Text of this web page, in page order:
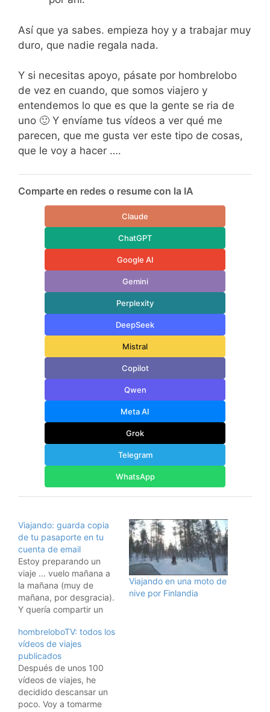
Así que ya sabes. empieza hoy y a trabajar muy
duro, que nadie regala nada.
Y si necesitas apoyo, pásate por hombrelobo
de vez en cuando, que somos viajero y
entendemos lo que es que la gente se ria de
uno 🙂 Y envíame tus vídeos a ver qué me
parecen, que me gusta ver este tipo de cosas,
que le voy a hacer ….
Comparte en redes o resume con la IA
Claude
ChatGPT
Google AI
Gemini
Perplexity
DeepSeek
Mistral
Copilot
Qwen
Meta AI
Grok
Telegram
WhatsApp
Viajando: guarda copia
de tu pasaporte en tu
cuenta de email
Estoy preparando un
viaje ... vuelo mañana a
la mañana (muy de
mañana, por desgracia).
Y quería compartir un
muchas veces te
recomiendan llevar
copias de los pasaportes
encima, por si acaso. Yo
os recomiendo sacar una
foto de vuestro
pasaporte, y guardarla
Viajando en una moto de
nive por Finlandia
hombreloboTV: todos los
vídeos de viajes
publicados
Después de unos 100
vídeos de viajes, he
decidido descansar un
poco. Voy a tomarme